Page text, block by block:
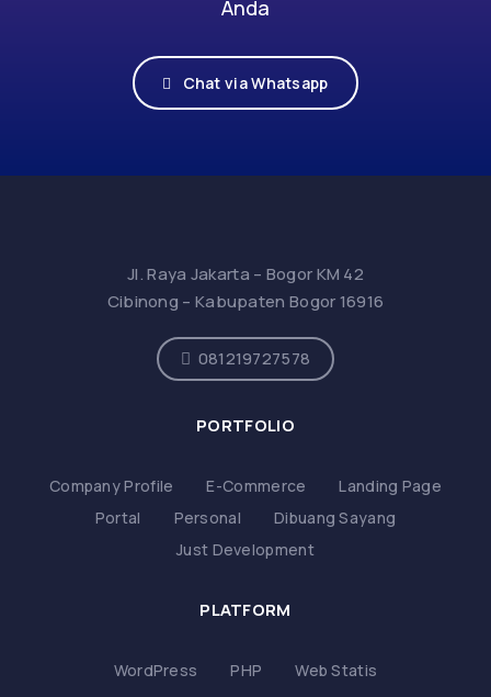
Anda
Chat via Whatsapp
Jl. Raya Jakarta – Bogor KM 42
Cibinong – Kabupaten Bogor 16916
081219727578
PORTFOLIO
Company Profile E-Commerce
Landing Page
Portal
Personal
Dibuang Sayang
Just Development
PLATFORM
WordPress PHP Web Statis